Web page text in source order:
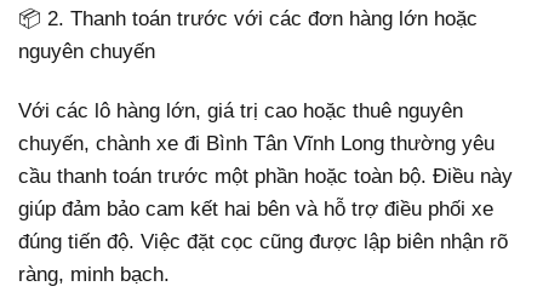
📦 2. Thanh toán trước với các đơn hàng lớn hoặc
nguyên chuyến
Với các lô hàng lớn, giá trị cao hoặc thuê nguyên
chuyến, chành xe đi Bình Tân Vĩnh Long thường yêu
cầu thanh toán trước một phần hoặc toàn bộ. Điều này
giúp đảm bảo cam kết hai bên và hỗ trợ điều phối xe
đúng tiến độ. Việc đặt cọc cũng được lập biên nhận rõ
ràng, minh bạch.